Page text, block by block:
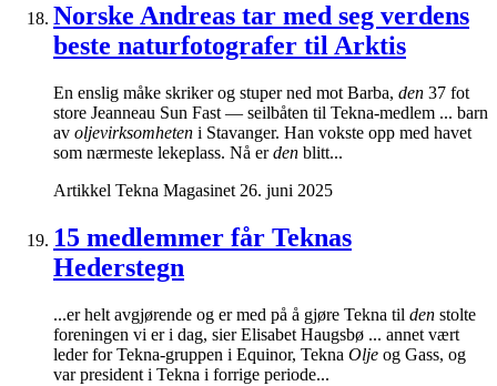
Norske Andreas tar med seg verdens
beste naturfotografer til Arktis
En enslig måke skriker og stuper ned mot Barba, den 37 fot
store Jeanneau Sun Fast — seilbåten til Tekna-medlem ... barn
av oljevirksomheten i Stavanger. Han vokste opp med havet
som nærmeste lekeplass. Nå erden blitt...
Artikkel Tekna Magasinet 26. juni 2025
15 medlemmer får Teknas
Hederstegn
...er helt avgjørende og er med på å gjøre Tekna til den stolte
foreningen vi er i dag, sier Elisabet Haugsbø ... annet vært
leder for Tekna-gruppen i Equinor, Tekna Olje og Gass, og
var president i Tekna i forrige periode...